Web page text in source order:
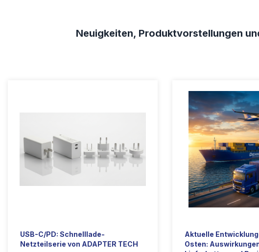
Neuigkeiten, Produktvorstellungen
USB-C/PD: Schnelllade-
Netzteilserie von ADAPTER TECH
Aktuelle
Osten: